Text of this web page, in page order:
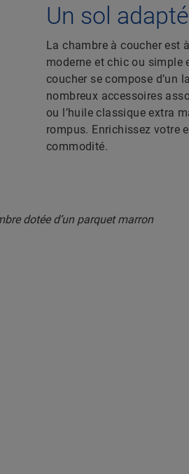
Un sol
La chambre à coucher est
moderne et chic ou simple
coucher se compose d’un
nombreux accessoires
ou l’huile classique extra
rompus. Enrichissez votre
commodité.